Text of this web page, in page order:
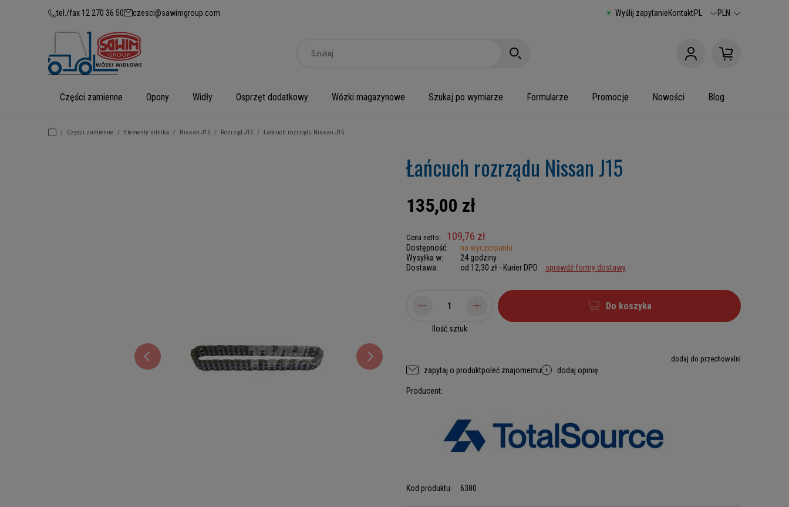
tel./fax 12 270 36 50 czesci@sawimgroup.com Wyślij zapytanieKontaktPL PLN
Części zamienne Opony Widły Osprzęt dodatkowy Wózki magazynowe Szukaj po wymiarze Formularze Promocje Nowości Blog
/ Części zamienne / Elementy silnika / Nissan J15 / Rozrząd J15 / Łańcuch rozrządu Nissan J15
Łańcuch rozrządu Nissan J15
135,00 zł
Cena netto: 109,76 zł
Dostępność:
na wyczerpaniu
Wysyłka w:
24 godziny
Dostawa:
od 12,30 zł - Kurier DPD sprawdź formy dostawy
Ilość sztuk
Do koszyka
dodaj do przechowalni
zapytaj o produktpoleć znajomemu dodaj opinię
Producent:
Kod produktu: 6380